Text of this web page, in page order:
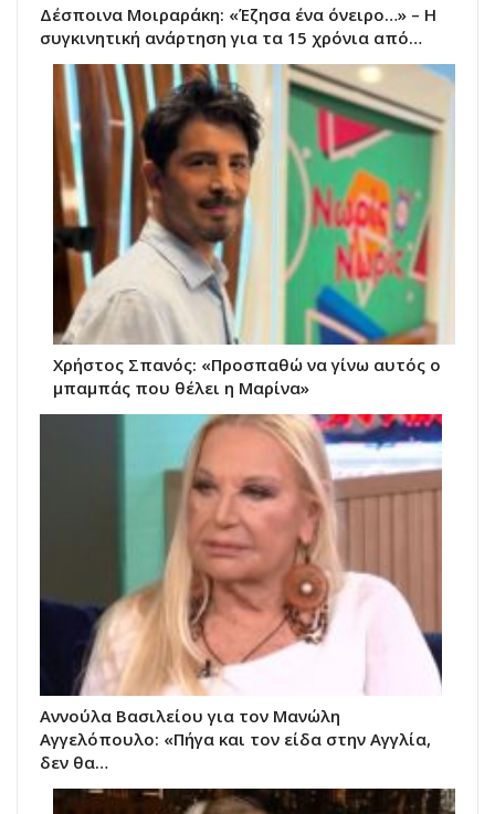
Δέσποινα Μοιραράκη: «Έζησα ένα όνειρο…» – Η
συγκινητική ανάρτηση για τα 15 χρόνια από…
Χρήστος Σπανός: «Προσπαθώ να γίνω αυτός ο
μπαμπάς που θέλει η Μαρίνα»
Αννούλα Βασιλείου για τον Μανώλη
Αγγελόπουλο: «Πήγα και τον είδα στην Αγγλία,
δεν θα…